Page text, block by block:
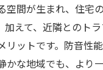
工事の流れと重要ポ
いための建築防音工
空間が生まれ、住宅
加えて、近隣とのト
リットです。防音性
かな地域でも、より